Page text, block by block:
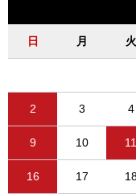
日 月 火
2 3 4
9 10 11
16 17